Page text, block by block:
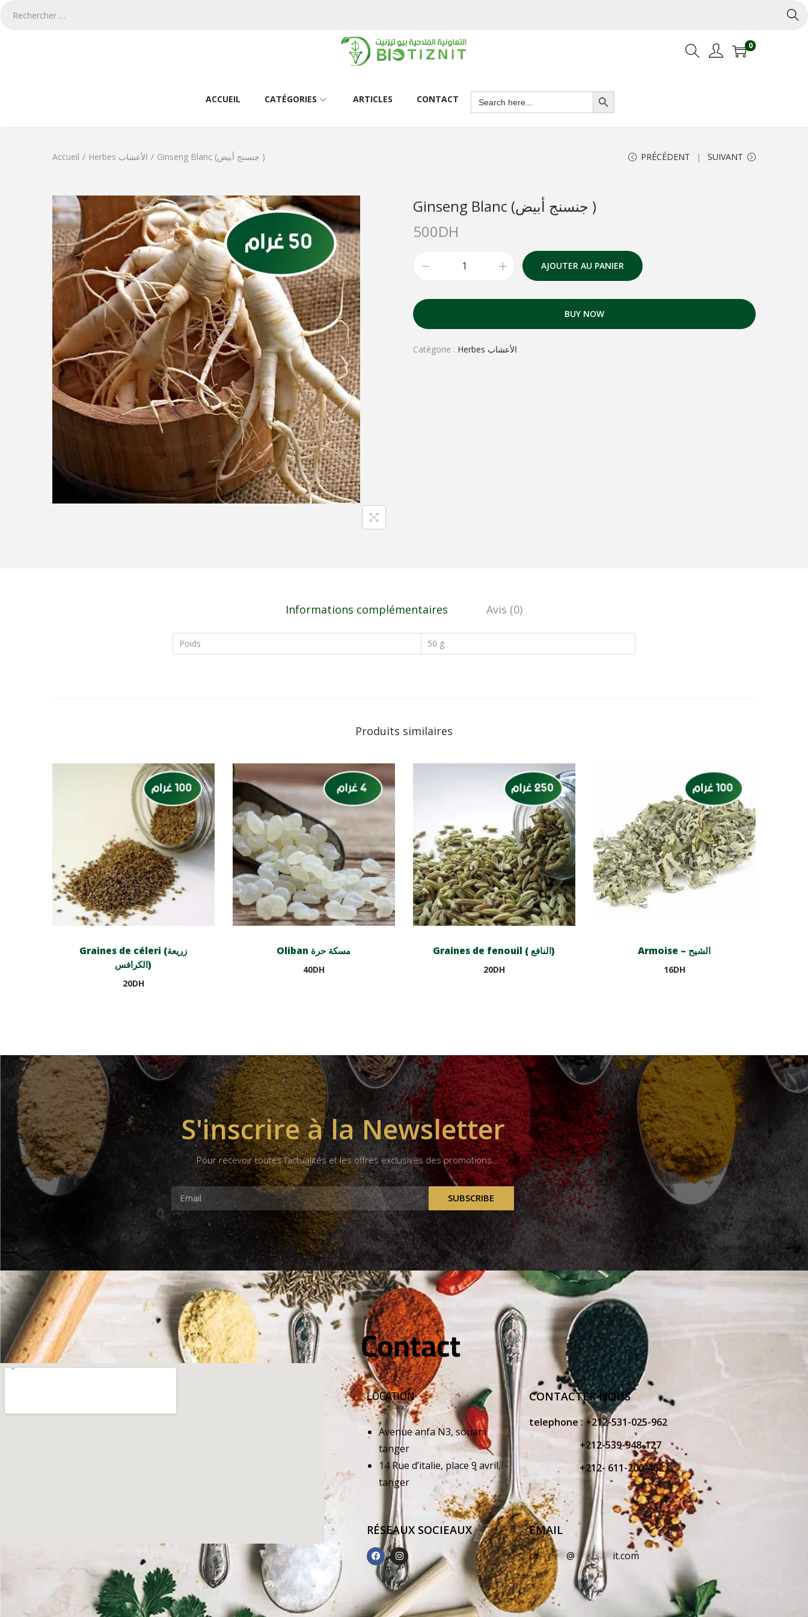
0
ACCUEIL CATÉGORIES ARTICLES CONTACT
Search Button
Accueil / Herbes الأعشاب / Ginseng Blanc (جنسنج أبيض ) PRÉCÉDENT SUIVANT
Ginseng Blanc (جنسنج أبيض )
500DH
AJOUTER AU PANIER
BUY NOW
Catégorie : Herbes الأعشاب
Informations complémentaires Avis (0)
Poids 50 g
Produits similaires
Graines de céleri (زريعة
الكرافس)
20DH
Oliban مسكة حرة
40DH
Graines de fenouil ( النافع)
20DH
Armoise – الشيح
16DH
S'inscrire à la Newsletter
Pour recevoir toutes l’actualités et les offres exclusives des promotions….
SUBSCRIBE
Contact
LOCATION
Avenue anfa N3, souani
tanger
14 Rue d’italie, place 9 avril,
tanger
CONTACTER NOUS
telephone :+212-531-025-962
+212-539-948-127
+212- 611-200-462
RÉSEAUX SOCIEAUX EMAIL
co*****@ ******* it.com